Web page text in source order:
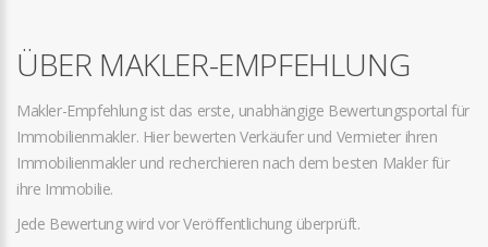
ÜBER MAKLER-EMPFEHLUNG
Makler-Empfehlung ist das erste, unabhängige Bewertungsportal für
Immobilienmakler. Hier bewerten Verkäufer und Vermieter ihren
Immobilienmakler und recherchieren nach dem besten Makler für
ihre Immobilie.
Jede Bewertung wird vor Veröffentlichung überprüft.